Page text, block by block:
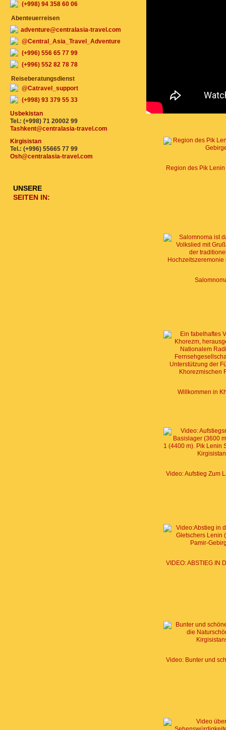
Willkommen in
(+998) 94 358 60 06
Abenteuerreisen
adventure@centralasia-travel.com
@Central_Asia_Travel_Adventure
(+996) 556 65 77 99
(+996) 552 82 78 78
Reiseberatungsdienst
@Catravel_support
(+998) 93 379 55 33
Usbekistan
Tel.: (+998) 71 20002 99
Tashkent@centralasia-travel.com
Kirgisistan
Tel.: (+996) 55665 77 99
Osh@centralasia-travel.com
UNSERE
SEITEN IN: